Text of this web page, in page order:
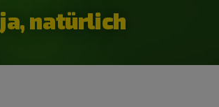
ja, natürlich